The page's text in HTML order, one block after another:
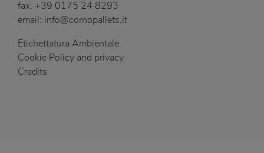
fax. +39 0175 24 8293
email: info@cornopallets.it
Etichettatura Ambientale
Cookie Policy and privacy
Credits